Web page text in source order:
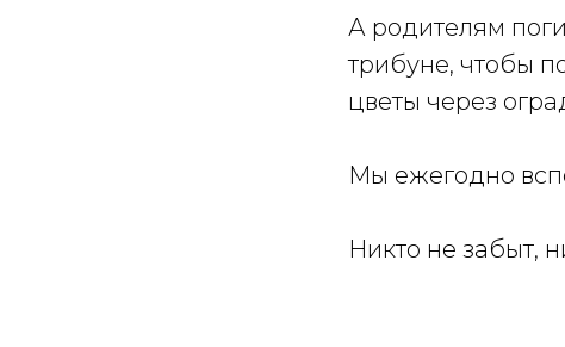
А родителям
трибуне, чтобы
цветы через
Мы ежегодно
Никто не забыт,